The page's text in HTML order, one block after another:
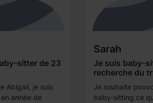
sitter de 23
Abigail, je suis
année de
Sarah
Je suis baby-
recherche du
Je souhaite
baby-sitting ce